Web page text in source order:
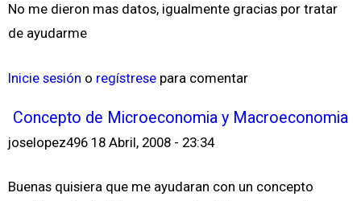
No me dieron mas datos, igualmente gracias por tratar
de ayudarme
Inicie sesión o regístrese para comentar
Concepto de Microeconomia y Macroeconomia
joselopez496 18 Abril, 2008 - 23:34
Buenas quisiera que me ayudaran con un concepto